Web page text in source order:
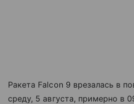
Ракета Falcon 9 врезалась в
среду, 5 августа, примерно в